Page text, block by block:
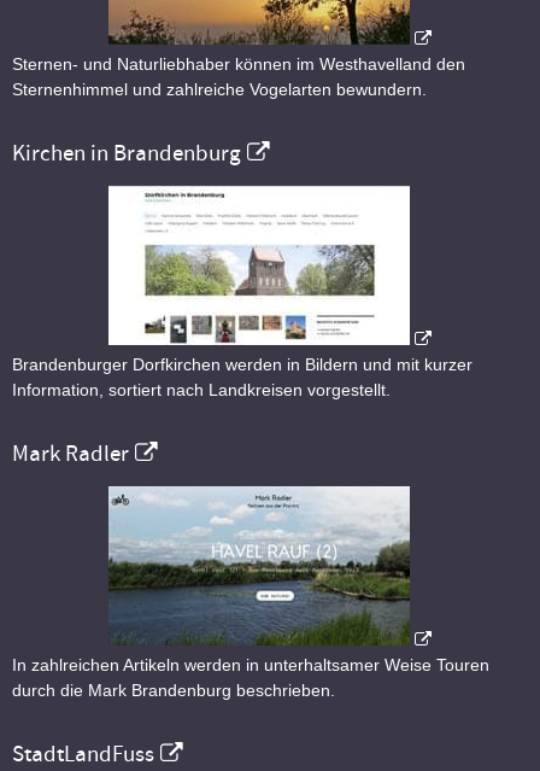
Sternen- und Naturliebhaber können im Westhavelland den
Sternenhimmel und zahlreiche Vogelarten bewundern.
Kirchen in Brandenburg
Brandenburger Dorfkirchen werden in Bildern und mit kurzer
Information, sortiert nach Landkreisen vorgestellt.
Mark Radler
In zahlreichen Artikeln werden in unterhaltsamer Weise Touren
durch die Mark Brandenburg beschrieben.
StadtLandFuss